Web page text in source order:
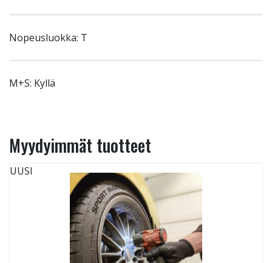
Nopeusluokka: T
M+S: Kyllä
Myydyimmät tuotteet
UUSI